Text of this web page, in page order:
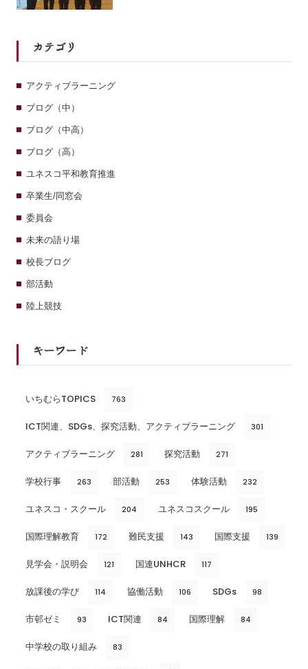
カテゴリ
アクティブラーニング
ブログ（中）
ブログ（中高）
ブログ（高）
ユネスコ平和教育推進
卒業生/同窓会
委員会
未来の語り場
校長ブログ
部活動
陸上競技
キーワード
いちむらTOPICS 763
ICT関連、SDGs、探究活動、アクティブラーニング 301
アクティブラーニング 281 探究活動 271
学校行事 263 部活動 253 体験活動 232
ユネスコ・スクール 204 ユネスコスクール 195
国際理解教育 172 難民支援 143 国際支援 139
見学会・説明会 121 国連UNHCR 117
放課後の学び 114 協働活動 106 SDGs 98
市邨ゼミ 93 ICT関連 84 国際理解 84
中学校の取り組み 83